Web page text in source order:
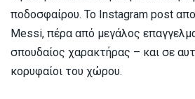
ποδοσφαίρου. Το Instagram post
Messi, πέρα από μεγάλος
σπουδαίος χαρακτήρας – και σε
κορυφαίοι του χώρου.